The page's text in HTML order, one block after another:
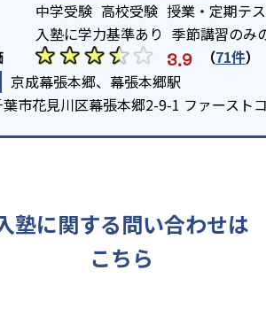
中学受験 高校受験 授業・定期テ
入塾に学力基準あり 季節講習のみ
3.9 （71件）
京成幕張本郷、幕張本郷駅
市花見川区幕張本郷2-9-1 ファースト
塾に関する問い合わせは
こちら